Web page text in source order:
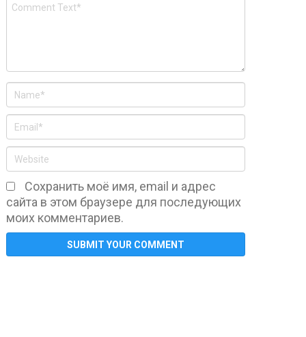
Сохранить моё имя, email и адрес
сайта в этом браузере для последующих
моих комментариев.